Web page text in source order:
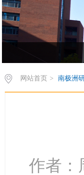
欢饮访问z6mg人生就是博有限
网站首页 > 南极洲
作者：